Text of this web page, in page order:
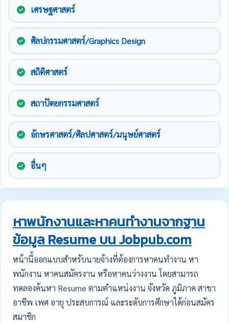
เศรษฐศาสตร์
ศิลปกรรมศาสตร์/Graphics Design
สถิติศาสตร์
สถาปัตยกรรมศาสตร์
อักษรศาสตร์/ศิลปศาสตร์/มนุษย์ศาสตร์
อื่นๆ
หาพนักงานและหาคนทำงานจากฐาน
ข้อมูล Resume บน Jobpub.com
หน้านี้ออกแบบสำหรับนายจ้างที่ต้องการหาคนทำงาน หา
พนักงาน หาคนสมัครงาน หรือหาคนว่างงาน โดยสามารถ
ทดลองค้นหา Resume ตามตำแหน่งงาน จังหวัด ภูมิภาค สาขา
อาชีพ เพศ อายุ ประสบการณ์ และระดับการศึกษาได้ก่อนสมัคร
สมาชิก